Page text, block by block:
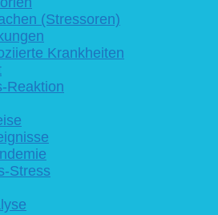
(Stressoren)
Krankheiten
Reaktion
Stress